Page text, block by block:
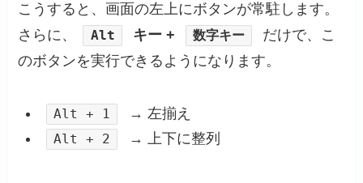
こうすると、画面の左上にボタンが常駐します。
さらに、
Alt キー + 数字キー
だけで、こ
のボタンを実行できるようになります。
Alt + 1 → 左揃え
Alt + 2 → 上下に整列